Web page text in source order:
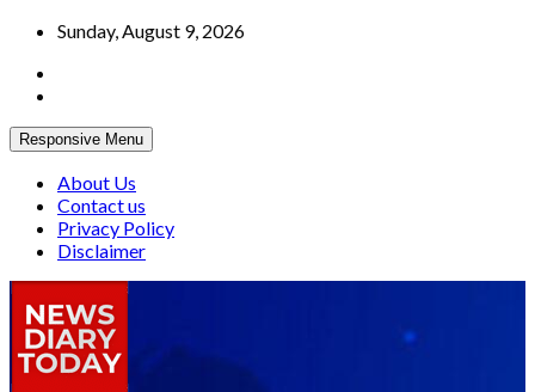
Skip
content
Sunday, August 9, 2026
Responsive Menu
About Us
Contact us
Privacy Policy
Disclaimer